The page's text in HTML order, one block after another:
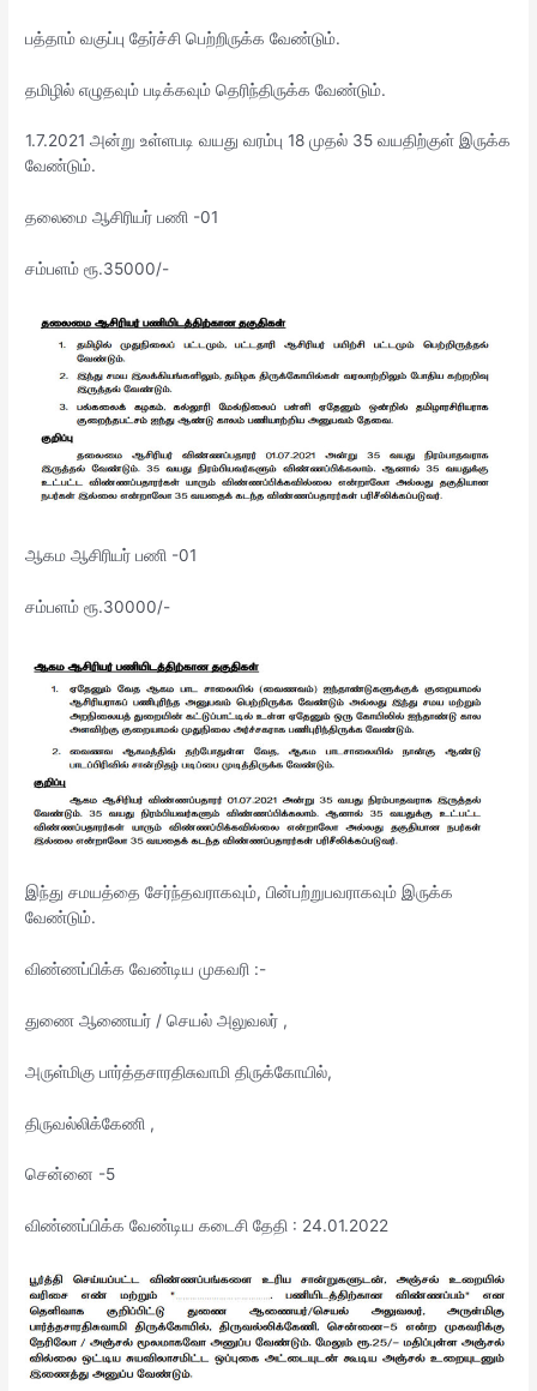
பத்தாம் வகுப்பு தேர்ச்சி பெற்றிருக்க வேண்டும்.
தமிழில் எழுதவும் படிக்கவும் தெரிந்திருக்க வேண்டும்.
1.7.2021 அன்று உள்ளபடி வயது வரம்பு 18 முதல் 35 வயதிற்குள் இருக்க
வேண்டும்.
தலைமை ஆசிரியர் பணி -01
சம்பளம் ரூ.35000/-
ஆகம ஆசிரியர் பணி -01
சம்பளம் ரூ.30000/-
இந்து சமயத்தை சேர்ந்தவராகவும், பின்பற்றுபவராகவும் இருக்க
வேண்டும்.
விண்ணப்பிக்க வேண்டிய முகவரி :-
துணை ஆணையர் / செயல் அலுவலர் ,
அருள்மிகு பார்த்தசாரதிசுவாமி திருக்கோயில்,
திருவல்லிக்கேணி ,
சென்னை -5
விண்ணப்பிக்க வேண்டிய கடைசி தேதி : 24.01.2022